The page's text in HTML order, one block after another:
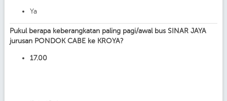
Ya
Pukul berapa keberangkatan paling pagi/awal bus SINAR JAYA
jurusan PONDOK CABE ke KROYA?
17.00